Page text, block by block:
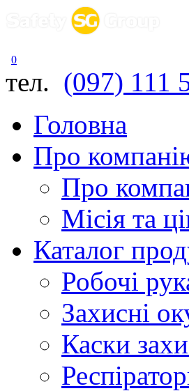
0
тел. (097) 111
Головна
Про
Про
Місія та
Каталог
Робочі
Захисні
Каски